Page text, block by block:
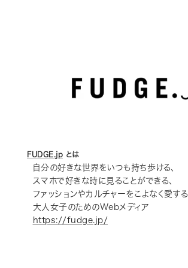
FUDGE.jp とは
自分の好きな世界をいつも持ち歩ける、
スマホで好きな時に見ることができる、
ファッションやカルチャーをこよなく愛する
大人女子のためのWebメディア
https://fudge.jp/